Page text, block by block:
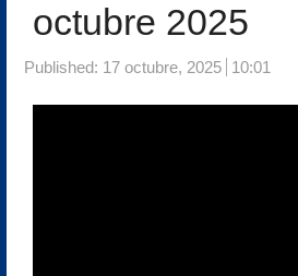
octubre 2025
Published: 17 octubre, 2025 10:01